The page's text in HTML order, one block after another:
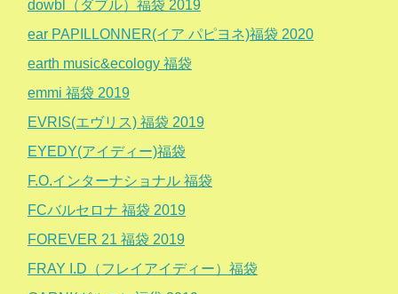
dowbl（ダブル）福袋 2019
ear PAPILLONNER(イア パピヨネ)福袋 2020
earth music&ecology 福袋
emmi 福袋 2019
EVRIS(エヴリス) 福袋 2019
EYEDY(アイディー)福袋
F.O.インターナショナル 福袋
FCバルセロナ 福袋 2019
FOREVER 21 福袋 2019
FRAY I.D（フレイアイディー）福袋